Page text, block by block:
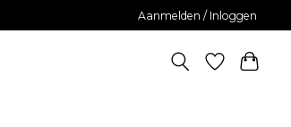
Aanmelden / Inloggen